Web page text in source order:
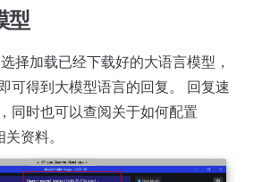
型
择加载已经下载好的大语言模型，
可得到大模型语言的回复。 回复速
同时也可以查阅关于如何配置
资料。